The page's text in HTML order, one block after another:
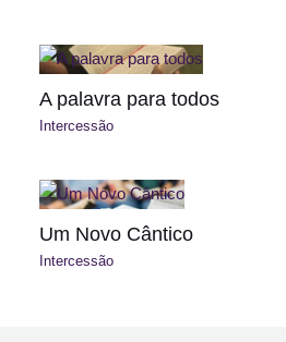
A palavra para todos
Intercessão
Um Novo Cântico
Intercessão